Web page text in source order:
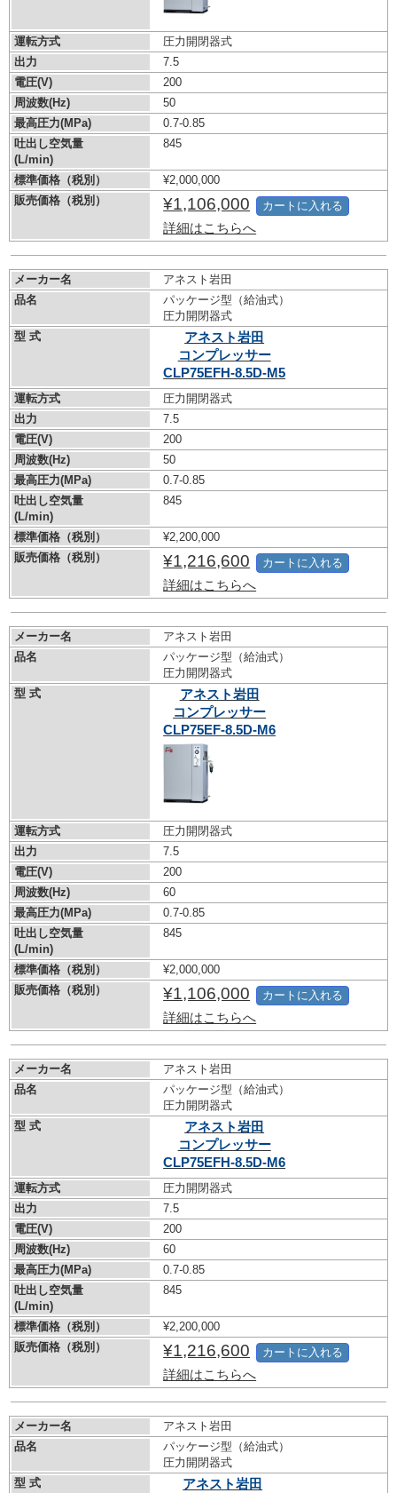
運転方式
圧力開閉器式
出力
7.5
電圧(V)
200
周波数(Hz)
50
最高圧力(MPa)
0.7-0.85
吐出し空気量
(L/min)
845
標準価格（税別）
¥2,000,000
販売価格（税別）
¥1,106,000
詳細はこちらへ
カートに入れる
メーカー名
アネスト岩田
品名
パッケージ型（給油式）
圧力開閉器式
型 式
アネスト岩田
コンプレッサー
CLP75EFH-8.5D-M5
運転方式
圧力開閉器式
出力
7.5
電圧(V)
200
周波数(Hz)
50
最高圧力(MPa)
0.7-0.85
吐出し空気量
(L/min)
845
標準価格（税別）
¥2,200,000
販売価格（税別）
¥1,216,600
詳細はこちらへ
カートに入れる
メーカー名
アネスト岩田
品名
パッケージ型（給油式）
圧力開閉器式
型 式
アネスト岩田
コンプレッサー
CLP75EF-8.5D-M6
運転方式
圧力開閉器式
出力
7.5
電圧(V)
200
周波数(Hz)
60
最高圧力(MPa)
0.7-0.85
吐出し空気量
(L/min)
845
標準価格（税別）
¥2,000,000
販売価格（税別）
¥1,106,000
詳細はこちらへ
カートに入れる
メーカー名
アネスト岩田
品名
パッケージ型（給油式）
圧力開閉器式
型 式
アネスト岩田
コンプレッサー
CLP75EFH-8.5D-M6
運転方式
圧力開閉器式
出力
7.5
電圧(V)
200
周波数(Hz)
60
最高圧力(MPa)
0.7-0.85
吐出し空気量
(L/min)
845
標準価格（税別）
¥2,200,000
販売価格（税別）
¥1,216,600
詳細はこちらへ
カートに入れる
メーカー名
アネスト岩田
品名
パッケージ型（給油式）
圧力開閉器式
型 式
アネスト岩田